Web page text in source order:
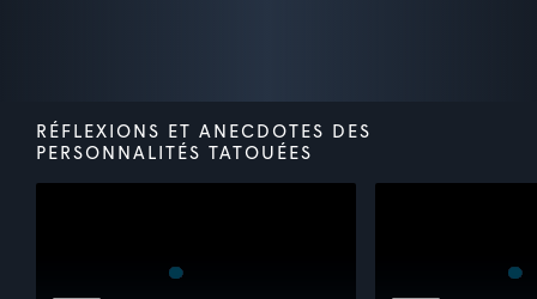
RÉFLEXIONS ET ANECDOTES DES
PERSONNALITÉS TATOUÉES